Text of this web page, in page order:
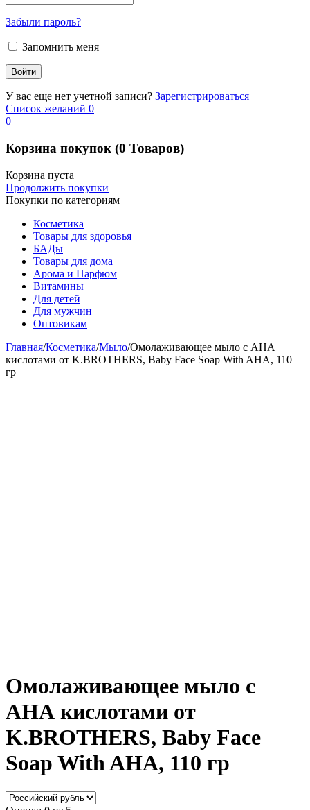
Забыли пароль?
Запомнить меня
У вас еще нет учетной записи? Зарегистрироваться
Список желаний 0
0
Корзина покупок (0 Товаров)
Корзина пуста
Продолжить покупки
Покупки по категориям
Косметика
Товары для здоровья
БАДы
Товары для дома
Арома и Парфюм
Витамины
Для детей
Для мужчин
Оптовикам
Главная/Косметика/Мыло/Омолаживающее мыло с АНА
кислотами от K.BROTHERS, Baby Face Soap With AHA, 110
гр
Омолаживающее мыло с
АНА кислотами от
K.BROTHERS, Baby Face
Soap With AHA, 110 гр